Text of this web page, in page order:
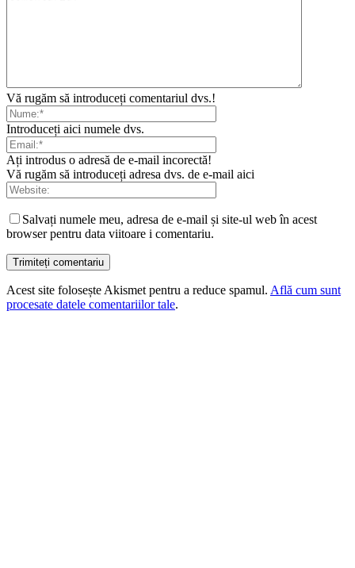
Vă rugăm să introduceți comentariul dvs.!
Introduceți aici numele dvs.
Ați introdus o adresă de e-mail incorectă!
Vă rugăm să introduceți adresa dvs. de e-mail aici
Salvați numele meu, adresa de e-mail și site-ul web în acest
browser pentru data viitoare i comentariu.
Acest site folosește Akismet pentru a reduce spamul. Află cum sunt
procesate datele comentariilor tale.